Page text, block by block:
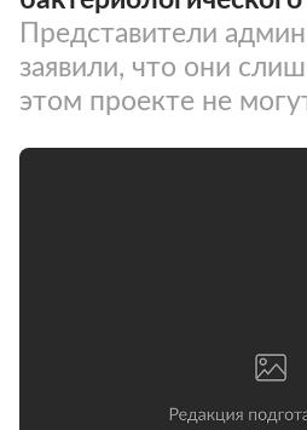
Представители
заявили, что они
этом проекте не